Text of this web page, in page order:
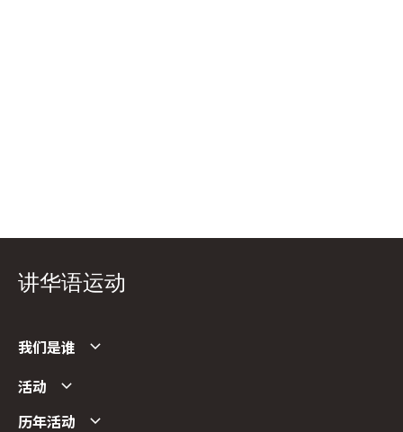
讲华语运动
我们是谁
活动
历年活动